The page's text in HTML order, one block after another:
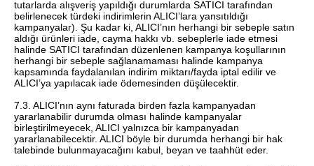
tutarlarda alışveriş yapıldığı durumlarda SATICI tarafından
belirlenecek türdeki indirimlerin ALICI’lara yansıtıldığı
kampanyalar). Şu kadar ki, ALICI’nın herhangi bir sebeple satın
aldığı ürünleri iade, cayma hakkı vb. sebeplerle iade etmesi
halinde SATICI tarafından düzenlenen kampanya koşullarının
herhangi bir sebeple sağlanamaması halinde kampanya
kapsamında faydalanılan indirim miktarı/fayda iptal edilir ve
ALICI’ya yapılacak iade ödemesinden düşülecektir.
7.3. ALICI’nın aynı faturada birden fazla kampanyadan
yararlanabilir durumda olması halinde kampanyalar
birleştirilmeyecek, ALICI yalnızca bir kampanyadan
yararlanabilecektir. ALICI böyle bir durumda herhangi bir hak
talebinde bulunmayacağını kabul, beyan ve taahhüt eder.